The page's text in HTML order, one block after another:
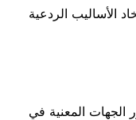
الأساليب الردعية
المعنية في